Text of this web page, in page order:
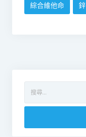
綜合維他命 鋅
關
字: